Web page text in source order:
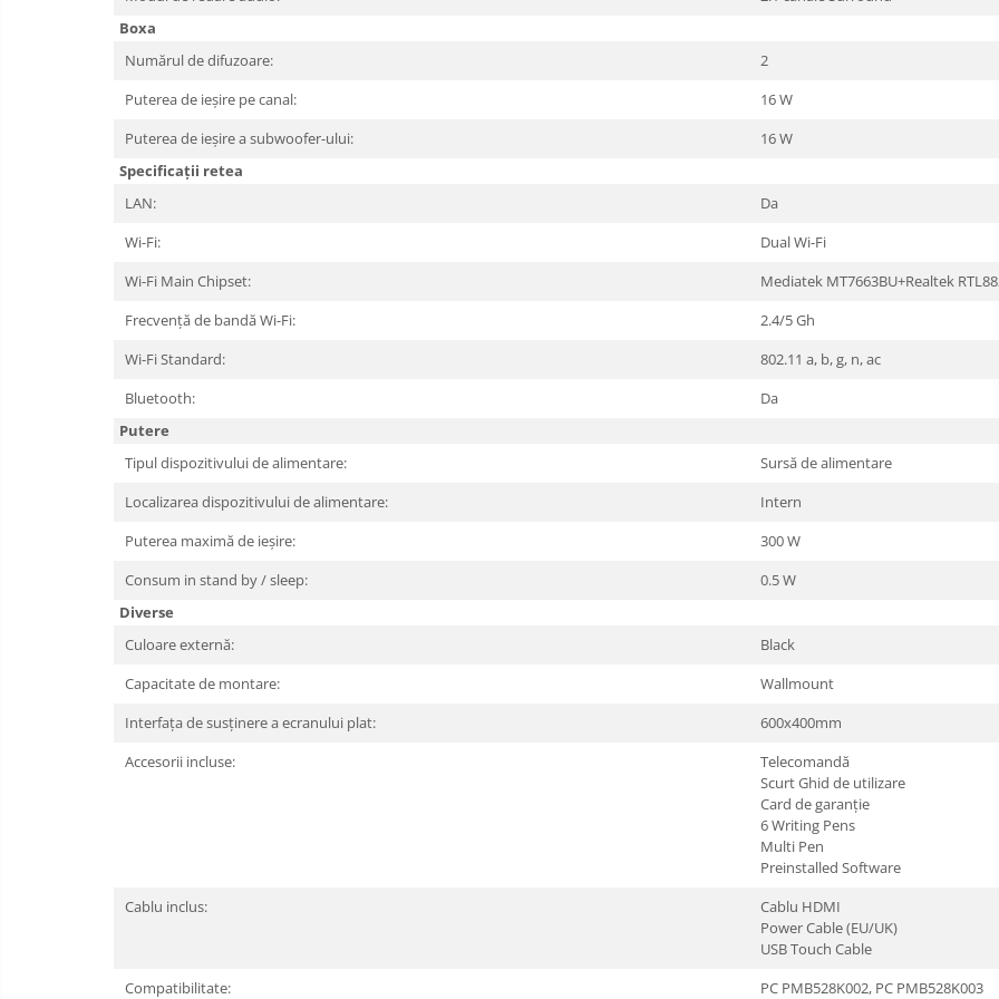
Boxa
Numărul de difuzoare:
2
Puterea de ieșire pe canal:
16 W
Puterea de ieșire a subwoofer-ului:
16 W
Specificații retea
LAN:
Da
Wi-Fi:
Dual Wi-Fi
Wi-Fi Main Chipset:
Mediatek MT7663BU+Realtek
Frecvență de bandă Wi-Fi:
2.4/5 Gh
Wi-Fi Standard:
802.11 a, b, g, n, ac
Bluetooth:
Da
Putere
Tipul dispozitivului de alimentare:
Sursă de alimentare
Localizarea dispozitivului de alimentare:
Intern
Puterea maximă de ieșire:
300 W
Consum in stand by / sleep:
0.5 W
Diverse
Culoare externă:
Black
Capacitate de montare:
Wallmount
Interfața de susținere a ecranului plat:
600x400mm
Accesorii incluse:
Telecomandă
Scurt Ghid de utilizare
Card de garanție
6 Writing Pens
Multi Pen
Preinstalled Software
Cablu inclus:
Cablu HDMI
Power Cable (EU/UK)
USB Touch Cable
Compatibilitate:
PC PMB528K002, PC PMB528K003